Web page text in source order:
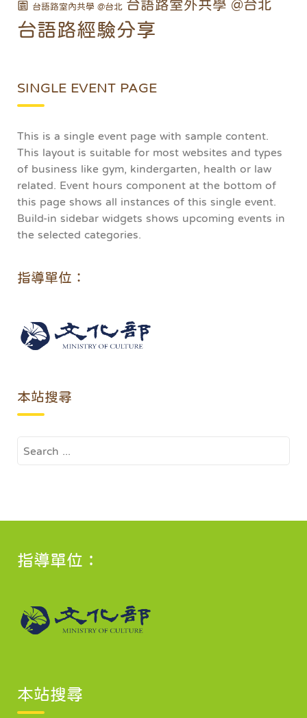
園
台語路室內共學 @台北 台語路室外共學 @台北
台語路經驗分享
SINGLE EVENT PAGE
This is a single event page with sample content.
This layout is suitable for most websites and types
of business like gym, kindergarten, health or law
related. Event hours component at the bottom of
this page shows all instances of this single event.
Build-in sidebar widgets shows upcoming events in
the selected categories.
指導單位：
本站搜尋
指導單位：
本站搜尋